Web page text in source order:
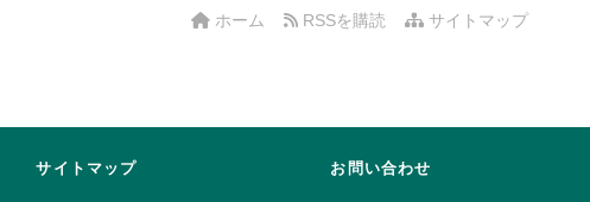
サイトマップ
RSSを購読
ホーム
サイトマップ お問い合わせ